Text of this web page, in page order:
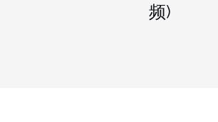
频)